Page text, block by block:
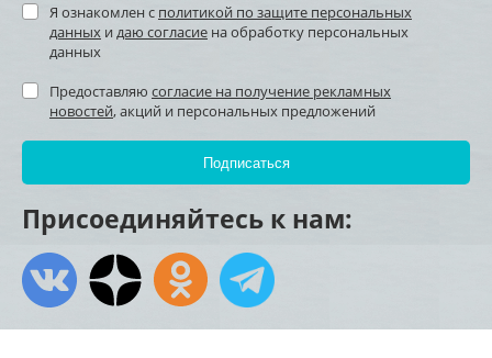
Я ознакомлен с политикой по защите персональных
данных и даю согласие на обработку персональных
данных
Предоставляю согласие на получение рекламных
новостей, акций и персональных предложений
Присоединяйтесь к нам: